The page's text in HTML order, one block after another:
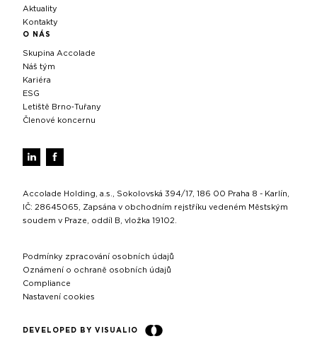
Aktuality
Kontakty
O NÁS
Skupina Accolade
Náš tým
Kariéra
ESG
Letiště Brno‑Tuřany
Členové koncernu
Accolade Holding, a.s., Sokolovská 394/17, 186 00 Praha 8 - Karlín,
IČ: 28645065, Zapsána v obchodním rejstříku vedeném Městským
soudem v Praze, oddíl B, vložka 19102.
Podmínky zpracování osobních údajů
Oznámení o ochraně osobních údajů
Compliance
Nastavení cookies
DEVELOPED BY VISUALIO